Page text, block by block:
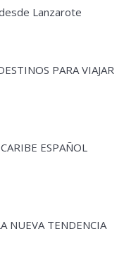
Lanzarote
PARA VIAJAR
ESPAÑOL
NUEVA TENDENCIA